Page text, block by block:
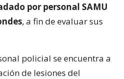
por personal SAMU
, a fin de evaluar sus
policial se encuentra a
de lesiones del